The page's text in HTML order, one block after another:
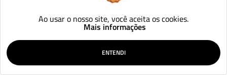
Ao usar o nosso site, você aceita os cookies.
Mais informações
ENTENDI